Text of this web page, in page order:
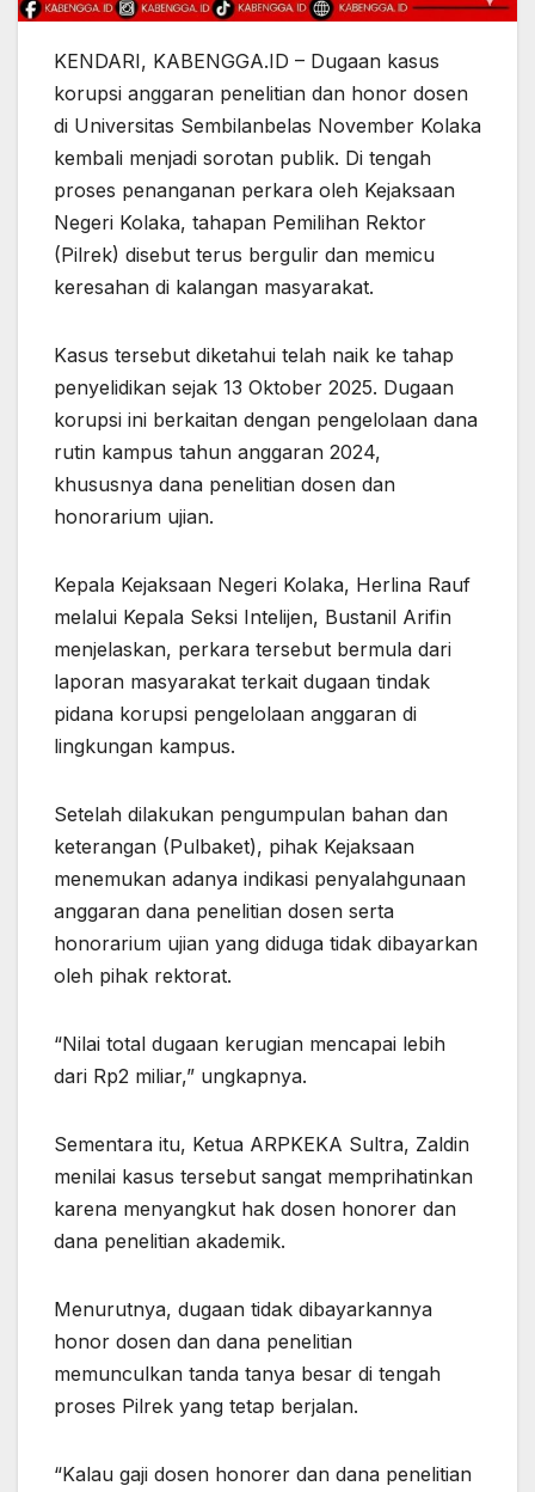
KENDARI, KABENGGA.ID – Dugaan kasus
korupsi anggaran penelitian dan honor dosen
di Universitas Sembilanbelas November Kolaka
kembali menjadi sorotan publik. Di tengah
proses penanganan perkara oleh Kejaksaan
Negeri Kolaka, tahapan Pemilihan Rektor
(Pilrek) disebut terus bergulir dan memicu
keresahan di kalangan masyarakat.
Kasus tersebut diketahui telah naik ke tahap
penyelidikan sejak 13 Oktober 2025. Dugaan
korupsi ini berkaitan dengan pengelolaan dana
rutin kampus tahun anggaran 2024,
khususnya dana penelitian dosen dan
honorarium ujian.
Kepala Kejaksaan Negeri Kolaka, Herlina Rauf
melalui Kepala Seksi Intelijen, Bustanil Arifin
menjelaskan, perkara tersebut bermula dari
laporan masyarakat terkait dugaan tindak
pidana korupsi pengelolaan anggaran di
lingkungan kampus.
Setelah dilakukan pengumpulan bahan dan
keterangan (Pulbaket), pihak Kejaksaan
menemukan adanya indikasi penyalahgunaan
anggaran dana penelitian dosen serta
honorarium ujian yang diduga tidak dibayarkan
oleh pihak rektorat.
“Nilai total dugaan kerugian mencapai lebih
dari Rp2 miliar,” ungkapnya.
Sementara itu, Ketua ARPKEKA Sultra, Zaldin
menilai kasus tersebut sangat memprihatinkan
karena menyangkut hak dosen honorer dan
dana penelitian akademik.
Menurutnya, dugaan tidak dibayarkannya
honor dosen dan dana penelitian
memunculkan tanda tanya besar di tengah
proses Pilrek yang tetap berjalan.
“Kalau gaji dosen honorer dan dana penelitian